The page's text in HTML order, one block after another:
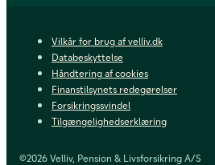
Vilkår for brug af velliv.dk
Databeskyttelse
Håndtering af cookies
Finanstilsynets redegørelser
Forsikringssvindel
Tilgængelighedserklæring
©2026 Velliv, Pension & Livsforsikring A/S